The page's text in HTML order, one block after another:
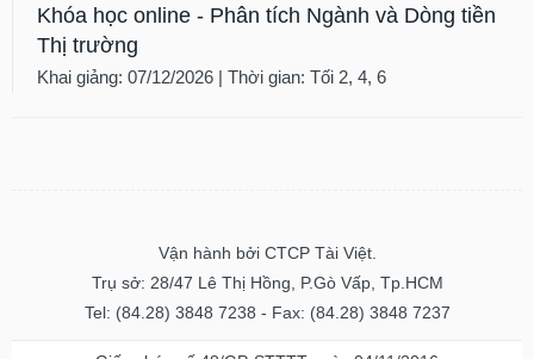
Khóa học online - Phân tích Ngành và Dòng tiền
Thị trường
Khai giảng: 07/12/2026 | Thời gian: Tối 2, 4, 6
Vận hành bởi CTCP Tài Việt.
Trụ sở: 28/47 Lê Thị Hồng, P.Gò Vấp, Tp.HCM
Tel: (84.28) 3848 7238 - Fax: (84.28) 3848 7237